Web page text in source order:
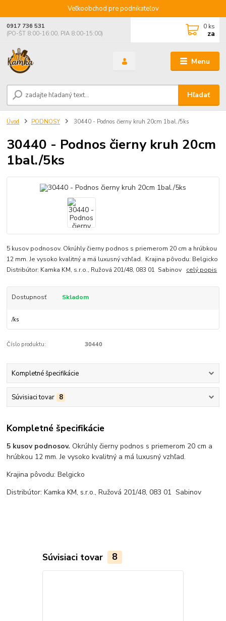
Veľkoobchod pre podnikateľov
Menu
Hľadať
0917 736 531
(PO-ŠT 8:00-16:00, PIA 8:00-15:00)
0 ks
za
Úvod PODNOSY 30440 - Podnos čierny kruh 20cm 1bal./5ks
30440 - Podnos čierny kruh 20cm
1bal./5ks
5 kusov podnosov. Okrúhly čierny podnos s priemerom 20 cm a hrúbkou
12 mm. Je vysoko kvalitný a má luxusný vzhľad. Krajina pôvodu: Belgicko
Distribútor: Kamka KM, s.r.o., Ružová 201/48, 083 01 Sabinov celý popis
Dostupnosť Skladom
/ks
Číslo produktu: 30440
Kompletné špecifikácie
Súvisiaci tovar 8
Kompletné špecifikácie
5 kusov podnosov.Okrúhly čierny podnos s priemerom 20 cm a
hrúbkou 12 mm. Je vysoko kvalitný a má luxusný vzhľad.
Krajina pôvodu: Belgicko
Distribútor: Kamka KM, s.r.o., Ružová 201/48, 083 01 Sabinov
Súvisiaci tovar 8